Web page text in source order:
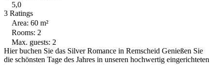
5,0
3 Ratings
Area: 60 m²
Rooms: 2
Max. guests: 2
Hier buchen Sie das Silver Romance in Remscheid Genießen Sie
die schönsten Tage des Jahres in unseren hochwertig eingerichteten